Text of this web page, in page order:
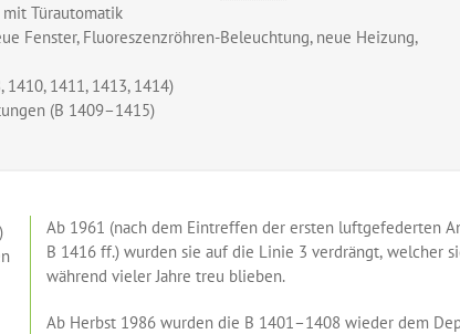
Türautomatik
Fenster, Fluoreszenzröhren-Beleuchtung, neue Heizung,
1411, 1413, 1414)
(B 1409–1415)
Ab 1961 (nach dem Eintreffen der ersten luftgefederten
B 1416 ff.) wurden sie auf die Linie 3 verdrängt, welcher
während vieler Jahre treu blieben.
Ab Herbst 1986 wurden die B 1401–1408 wieder dem